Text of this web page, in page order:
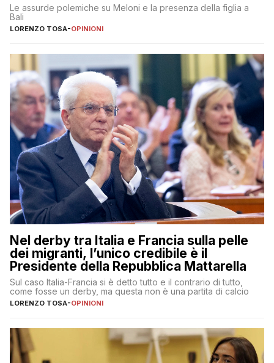
Le assurde polemiche su Meloni e la presenza della figlia a
Bali
LORENZO TOSA-OPINIONI
Nel derby tra Italia e Francia sulla pelle
dei migranti, l’unico credibile è il
Presidente della Repubblica Mattarella
Sul caso Italia-Francia si è detto tutto e il contrario di tutto,
come fosse un derby, ma questa non è una partita di calcio
LORENZO TOSA-OPINIONI